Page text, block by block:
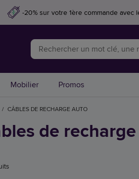
-20% sur votre 1ère commande avec
Mobilier Promos
/ CÂBLES DE RECHARGE AUTO
de